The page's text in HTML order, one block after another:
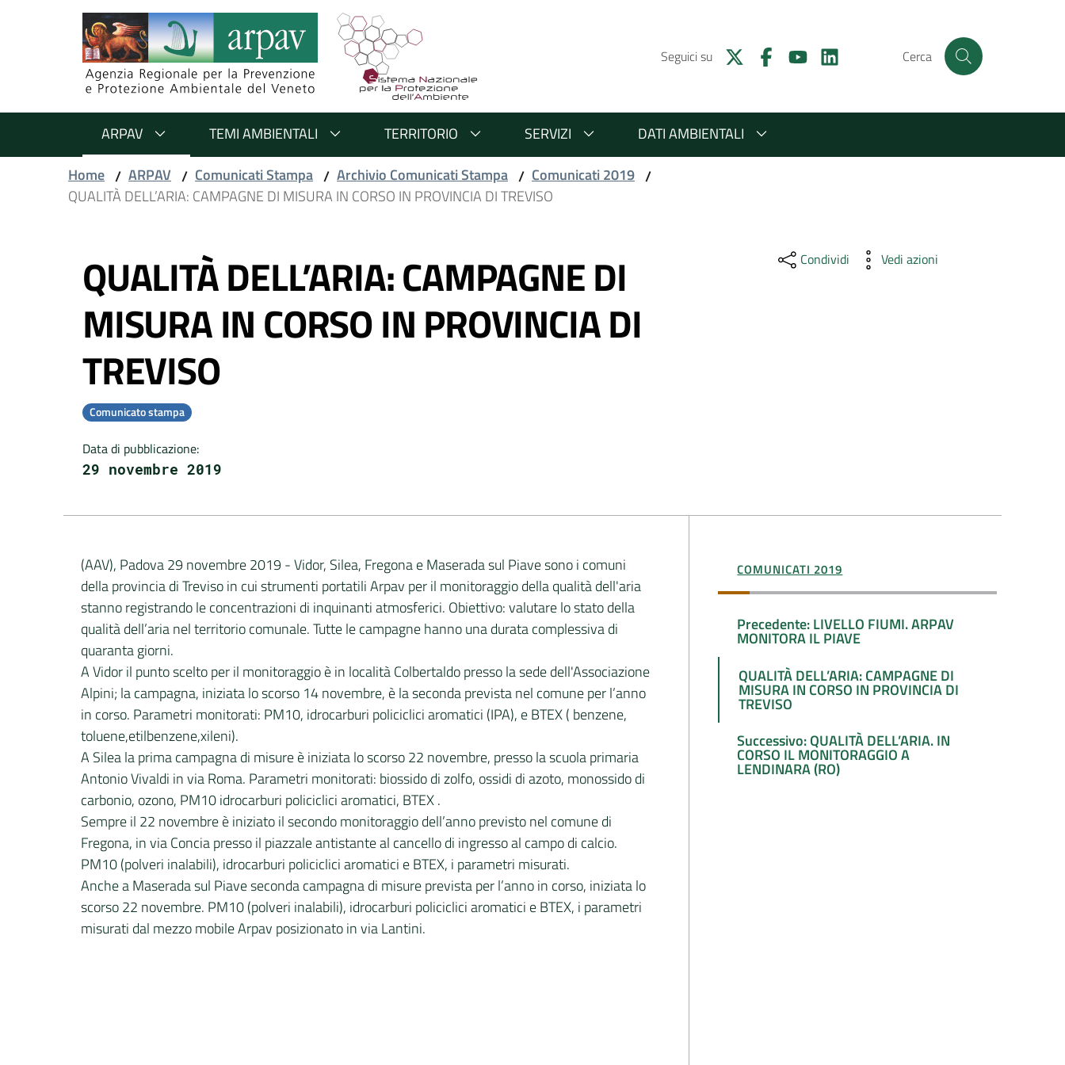
Salta al contenuto
Salta alla navigazione
Salta al footer
Seguici su Cerca
ARPAV TEMI AMBIENTALI TERRITORIO SERVIZI
DATI AMBIENTALI
Home / ARPAV / Comunicati Stampa / Archivio Comunicati Stampa / Comunicati 2019 /
QUALITÀ DELL’ARIA: CAMPAGNE DI MISURA IN CORSO IN PROVINCIA DI TREVISO
QUALITÀ DELL’ARIA: CAMPAGNE DI
MISURA IN CORSO IN PROVINCIA DI
TREVISO
Comunicato stampa
Data di pubblicazione:
29 novembre 2019
Condividi Vedi azioni
(AAV), Padova 29 novembre 2019 - Vidor, Silea, Fregona e Maserada sul Piave sono i comuni
della provincia di Treviso in cui strumenti portatili Arpav per il monitoraggio della qualità dell'aria
stanno registrando le concentrazioni di inquinanti atmosferici. Obiettivo: valutare lo stato della
qualità dell’aria nel territorio comunale. Tutte le campagne hanno una durata complessiva di
quaranta giorni.
A Vidor il punto scelto per il monitoraggio è in località Colbertaldo presso la sede dell'Associazione
Alpini; la campagna, iniziata lo scorso 14 novembre, è la seconda prevista nel comune per l’anno
in corso. Parametri monitorati: PM10, idrocarburi policiclici aromatici (IPA), e BTEX ( benzene,
toluene,etilbenzene,xileni).
A Silea la prima campagna di misure è iniziata lo scorso 22 novembre, presso la scuola primaria
Antonio Vivaldi in via Roma. Parametri monitorati: biossido di zolfo, ossidi di azoto, monossido di
carbonio, ozono, PM10 idrocarburi policiclici aromatici, BTEX .
Sempre il 22 novembre è iniziato il secondo monitoraggio dell’anno previsto nel comune di
Fregona, in via Concia presso il piazzale antistante al cancello di ingresso al campo di calcio.
PM10 (polveri inalabili), idrocarburi policiclici aromatici e BTEX, i parametri misurati.
Anche a Maserada sul Piave seconda campagna di misure prevista per l’anno in corso, iniziata lo
scorso 22 novembre. PM10 (polveri inalabili), idrocarburi policiclici aromatici e BTEX, i parametri
misurati dal mezzo mobile Arpav posizionato in via Lantini.
COMUNICATI 2019
Precedente: LIVELLO FIUMI. ARPAV
MONITORA IL PIAVE
QUALITÀ DELL’ARIA: CAMPAGNE DI
MISURA IN CORSO IN PROVINCIA DI
TREVISO
Successivo: QUALITÀ DELL’ARIA. IN
CORSO IL MONITORAGGIO A
LENDINARA (RO)